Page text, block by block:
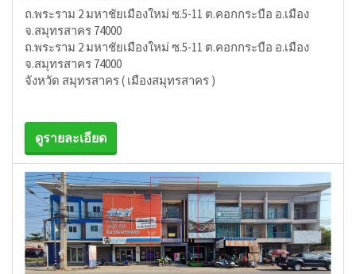
ถ.พระราม 2 มหาชัยเมืองใหม่ ซ.5-11 ต.คอกกระบือ อ.เมือง
จ.สมุทรสาคร 74000
ถ.พระราม 2 มหาชัยเมืองใหม่ ซ.5-11 ต.คอกกระบือ อ.เมือง
จ.สมุทรสาคร 74000
จังหวัด สมุทรสาคร ( เมืองสมุทรสาคร )
ดูรายละเอียด